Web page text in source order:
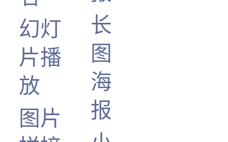
幻灯
片播
放
图片
长
图
海
报